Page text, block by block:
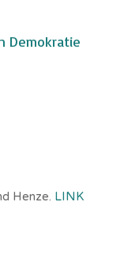
Demokratie
Henze. LINK